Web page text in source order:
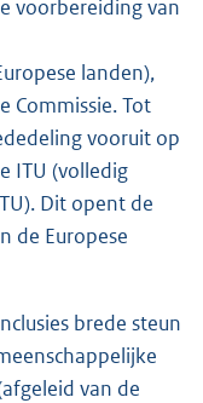
voorbereiding van
landen),
Commissie. Tot
vooruit op
ITU (volledig
Dit opent de
de Europese
brede steun
van de